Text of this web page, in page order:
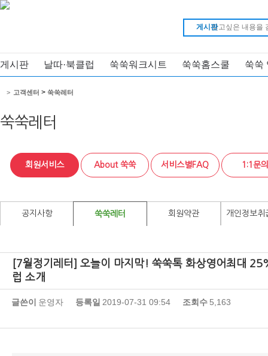
게시판
게시판 날따·북클럽 쑥쑥워크시트 쑥쑥홈스쿨 쑥쑥
쑥쑥레터
> 고객센터 > 쑥쑥레터
회원서비스 About 쑥쑥 서비스별FAQ 1:1문
공지사항 쑥쑥레터 회원약관 개인정보취
[7월정기레터] 오늘이 마지막! 쑥쑥톡 화상영어최대
럽 소개
글쓴이 운영자 등록일 2019-07-31 09:54 조회수 5,163